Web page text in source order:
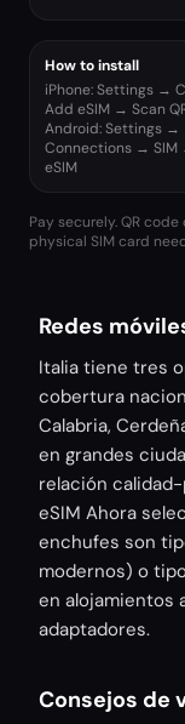
How to install
iPhone: Settings →
Add eSIM → Scan
Android: Settings →
Connections → SIM
eSIM
Pay securely. QR
physical SIM card
Redes
Italia tiene tres
cobertura
Calabria,
en grandes
relación
eSIM Ahora
enchufes son
modernos) o
en alojamientos
adaptadores.
Consejos de